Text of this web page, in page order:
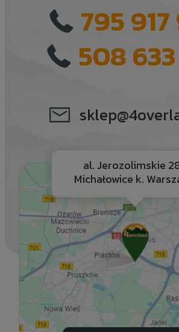
795
508
al. Jerozolimskie
Michałowice k.